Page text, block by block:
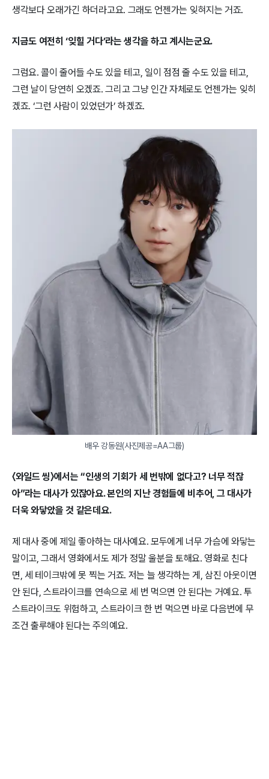
생각보다 오래가긴 하더라고요. 그래도 언젠가는 잊혀지는 거죠.
지금도 여전히 ‘잊힐 거다’라는 생각을 하고 계시는군요.
그럼요. 콜이 줄어들 수도 있을 테고, 일이 점점 줄 수도 있을 테고,
그런 날이 당연히 오겠죠. 그리고 그냥 인간 자체로도 언젠가는 잊히
겠죠. ‘그런 사람이 있었던가’ 하겠죠.
배우 강동원(사진제공=AA그룹)
〈와일드 씽〉에서는 “인생의 기회가 세 번밖에 없다고? 너무 적잖
아”라는 대사가 있잖아요. 본인의 지난 경험들에 비추어, 그 대사가
더욱 와닿았을 것 같은데요.
제 대사 중에 제일 좋아하는 대사예요. 모두에게 너무 가슴에 와닿는
말이고, 그래서 영화에서도 제가 정말 울분을 토해요. 영화로 친다
면, 세 테이크밖에 못 찍는 거죠. 저는 늘 생각하는 게, 삼진 아웃이면
안 된다, 스트라이크를 연속으로 세 번 먹으면 안 된다는 거예요. 투
스트라이크도 위험하고, 스트라이크 한 번 먹으면 바로 다음번에 무
조건 출루해야 된다는 주의예요.